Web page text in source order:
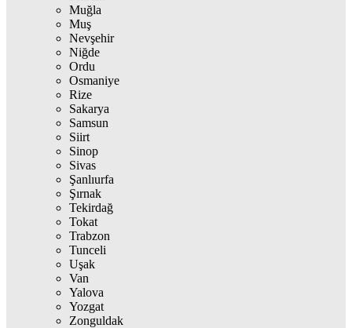
Muğla
Muş
Nevşehir
Niğde
Ordu
Osmaniye
Rize
Sakarya
Samsun
Siirt
Sinop
Sivas
Şanlıurfa
Şırnak
Tekirdağ
Tokat
Trabzon
Tunceli
Uşak
Van
Yalova
Yozgat
Zonguldak